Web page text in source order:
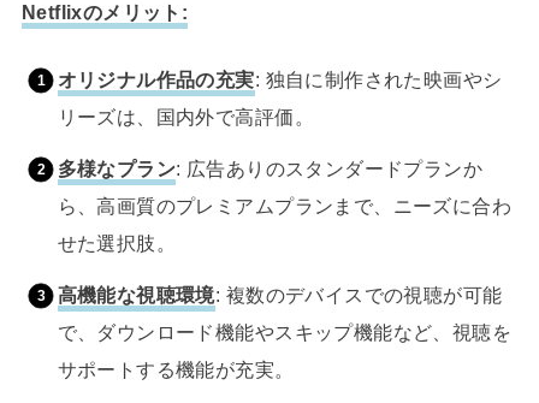
Netflixのメリット:
オリジナル作品の充実: 独自に制作された映画やシ
リーズは、国内外で高評価。
多様なプラン: 広告ありのスタンダードプランか
ら、高画質のプレミアムプランまで、ニーズに合わ
せた選択肢。
高機能な視聴環境: 複数のデバイスでの視聴が可能
で、ダウンロード機能やスキップ機能など、視聴を
サポートする機能が充実。